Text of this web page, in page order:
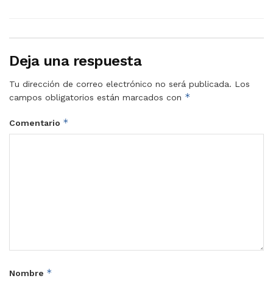
Deja una respuesta
Tu dirección de correo electrónico no será publicada. Los
campos obligatorios están marcados con *
Comentario *
Nombre *